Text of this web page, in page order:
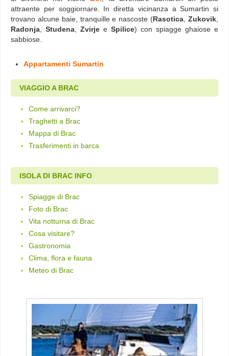
attraente per soggiornare. In diretta vicinanza a Sumartin si
trovano alcune baie, tranquille e nascoste (Rasotica,Zukovik,
Radonja, Studena, Zvirje e Spilice) con spiagge ghaiose e
sabbiose.
Appartamenti Sumartin
VIAGGIO A BRAC
Come arrivarci?
Traghetti a Brac
Mappa di Brac
Trasferimenti in barca
ISOLA DI BRAC INFO
Spiagge di Brac
Foto di Brac
Vita notturna di Brac
Cosa visitare?
Gastronomia
Clima, flora e fauna
Meteo di Brac